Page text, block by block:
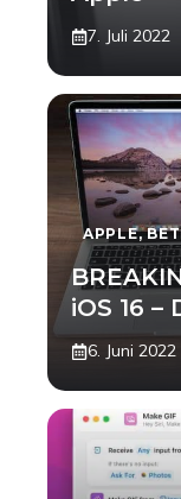
7. Juli 2022
APPLE,
iOS 16
6. Juni 2022